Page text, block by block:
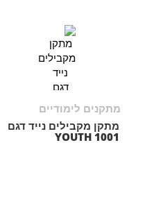
מתקנים לימודיים
מתקן מקבילים נייד דגם
YOUTH 1001